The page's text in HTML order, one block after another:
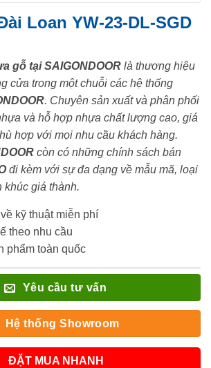
Loan YW-23-DL-SGD
gỗ tại SAIGONDOOR là thương hiệu
cửa trong một chuỗi các hệ thống
. Chuyên sản xuất và phân phối
và hỗ hợp nhựa chất lượng cao, giá
hợp với mọi nhu cầu khách hàng.
còn có những chính sách bán
đi kèm với sự đa dạng về mẫu mã, loại
khúc giá thành.
kỹ thuật miễn phí
theo nhu cầu
phẩm toàn quốc
Yêu cầu tư vấn
Hệ thống Showroom
ĐẶT MUA NHANH